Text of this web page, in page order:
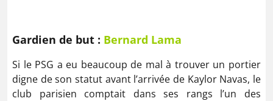
Gardien de but : Bernard Lama
Si le PSG a eu beaucoup de mal à trouver un portier
digne de son statut avant l’arrivée de Kaylor Navas, le
club parisien comptait dans ses rangs l’un des